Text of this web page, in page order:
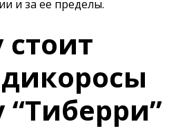
и за ее пределы.
“Тиберри”